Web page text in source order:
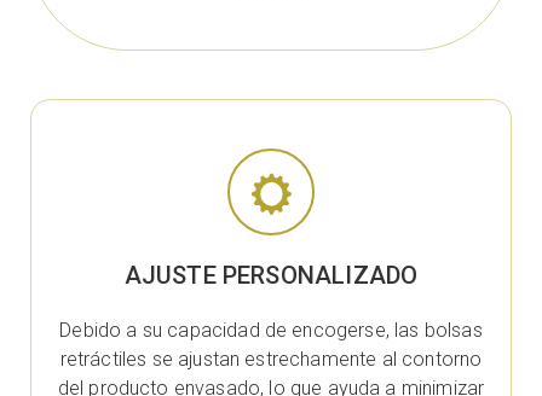
AJUSTE PERSONALIZADO
Debido a su capacidad de encogerse, las bolsas
retráctiles se ajustan estrechamente al contorno
del producto envasado, lo que ayuda a minimizar